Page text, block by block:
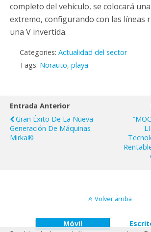
completo del vehículo, se colocará
extremo, configurando con las líneas
una V invertida.
Categories: Actualidad del sector
Tags: Norauto, playa
Entrada Anterior
Gran Éxito De La Nueva
Generación De Máquinas
Mirka®
Volver arriba
Móvil